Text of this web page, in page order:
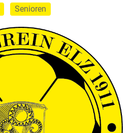
Senioren